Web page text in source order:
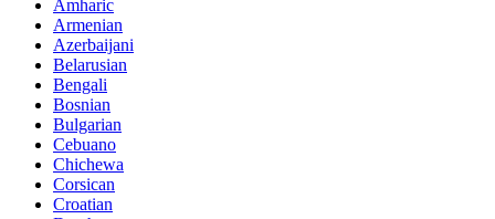
Amharic
Armenian
Azerbaijani
Belarusian
Bengali
Bosnian
Bulgarian
Cebuano
Chichewa
Corsican
Croatian